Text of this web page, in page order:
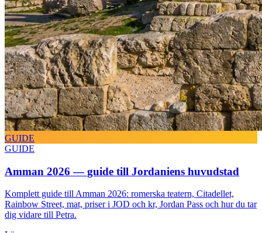
GUIDE
GUIDE
Amman 2026 — guide till Jordaniens huvudstad
Komplett guide till Amman 2026: romerska teatern, Citadellet,
Rainbow Street, mat, priser i JOD och kr, Jordan Pass och hur du tar
dig vidare till Petra.